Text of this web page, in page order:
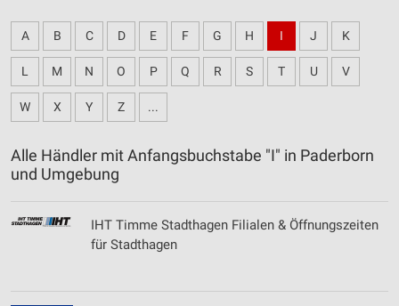
A B C D E F G H I J K
L M N O P Q R S T U V
W X Y Z ...
Alle Händler mit Anfangsbuchstabe "I" in Paderborn
und Umgebung
IHT Timme Stadthagen Filialen & Öffnungszeiten
für Stadthagen